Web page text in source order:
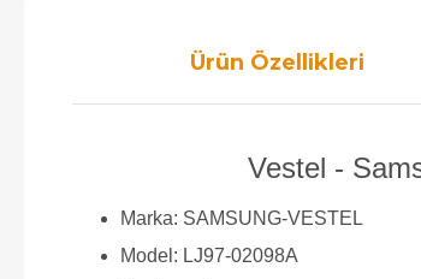
Ürün Özellikleri
Vestel -
Marka: SAMSUNG-VESTEL
Model: LJ97-02098A